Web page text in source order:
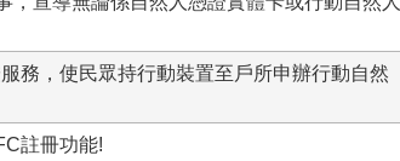
務，使民眾持行動裝置至戶所申辦行動自然
註冊功能!